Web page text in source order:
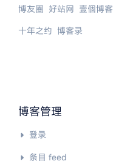
博友圈 好站网 壹個博客
十年之约 博客录
博客管理
登录
条目 feed